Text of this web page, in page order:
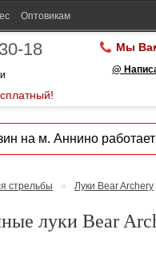
Оптовикам
18 Мы
@
на м. Аннино
стрельбы » Луки Bear Archery
луки Bear